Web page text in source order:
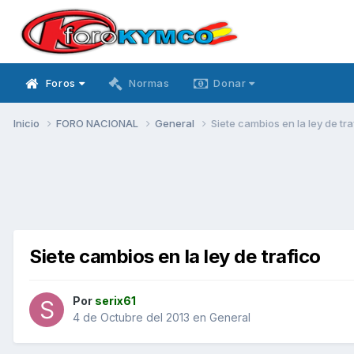
Foros Normas Donar
Inicio FORO NACIONAL General Siete cambios en la ley de
Siete cambios en la ley de trafico
Por serix61
4 de Octubre del 2013 en General